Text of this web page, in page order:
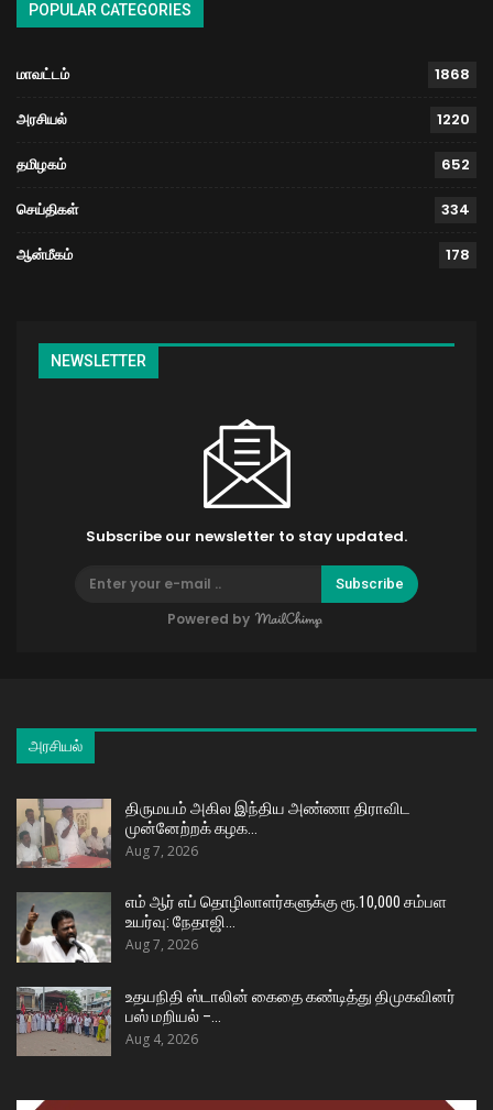
POPULAR CATEGORIES
மாவட்டம் 1868
அரசியல் 1220
தமிழகம் 652
செய்திகள் 334
ஆன்மீகம் 178
NEWSLETTER
Subscribe our newsletter to stay updated.
Subscribe
Powered by
அரசியல்
திருமயம் அகில இந்திய அண்ணா திராவிட
முன்னேற்றக் கழக…
Aug 7, 2026
எம் ஆர் எப் தொழிலாளர்களுக்கு ரூ.10,000 சம்பள
உயர்வு: நேதாஜி…
Aug 7, 2026
உதயநிதி ஸ்டாலின் கைதை கண்டித்து திமுகவினர்
பஸ் மறியல் –…
Aug 4, 2026